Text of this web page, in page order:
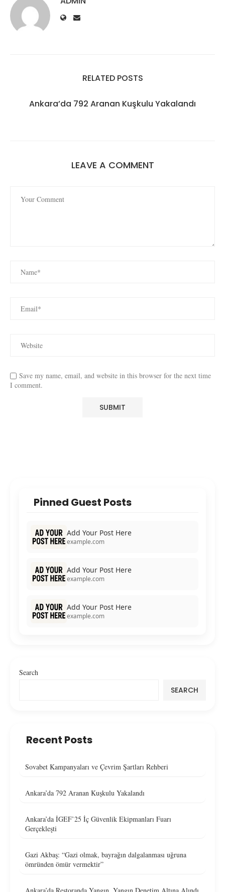
RELATED POSTS
Ankara’da 792 Aranan Kuşkulu Yakalandı
LEAVE A COMMENT
Save my name, email, and website in this browser for the next time
I comment.
Pinned Guest Posts
Add Your Post Here
example.com
Add Your Post Here
example.com
Add Your Post Here
example.com
Search
SEARCH
Recent Posts
Sovabet Kampanyaları ve Çevrim Şartları Rehberi
Ankara’da 792 Aranan Kuşkulu Yakalandı
Ankara’da İGEF’25 İç Güvenlik Ekipmanları Fuarı
Gerçekleşti
Gazi Akbaş: “Gazi olmak, bayrağın dalgalanması uğruna
ömründen ömür vermektir”